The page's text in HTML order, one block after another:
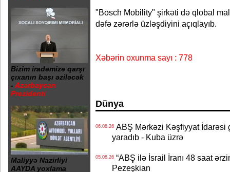
Bizim iradəmizə qarşı
çıxanın başı əziləcək
- Azərbaycan
Prezidenti
Maliyyə Nazirliyi
AAYDA yoxlama
"Bosch Mobility" şirkəti də qlobal
dəfə zərərlə üzləşdiyini açıqlayıb.
Xəbərin oxunma sayı : 778
Dünya
06.08.26ABŞ Mərkəzi Kəşfiyyat İdarəsi
yaradıb - Kuba üzrə
05.08.26“ABŞ ilə İsrail İranı 48 saat
Pezeşkian